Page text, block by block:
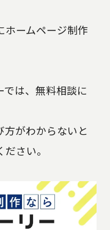
ホームページ制作
では、無料相談に
方がわからないと
さい。